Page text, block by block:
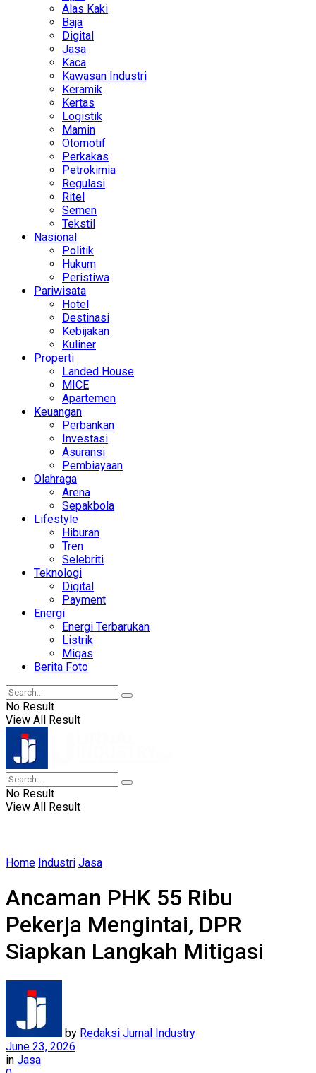
Alas Kaki
Baja
Digital
Jasa
Kaca
Kawasan Industri
Keramik
Kertas
Logistik
Mamin
Otomotif
Perkakas
Petrokimia
Regulasi
Ritel
Semen
Tekstil
Nasional
Politik
Hukum
Peristiwa
Pariwisata
Hotel
Destinasi
Kebijakan
Kuliner
Properti
Landed House
MICE
Apartemen
Keuangan
Perbankan
Investasi
Asuransi
Pembiayaan
Olahraga
Arena
Sepakbola
Lifestyle
Hiburan
Tren
Selebriti
Teknologi
Digital
Payment
Energi
Energi Terbarukan
Listrik
Migas
Berita Foto
No Result
View All Result
No Result
View All Result
Home Industri Jasa
Ancaman PHK 55 Ribu
Pekerja Mengintai, DPR
Siapkan Langkah Mitigasi
by Redaksi Jurnal Industry
June 23, 2026
in Jasa